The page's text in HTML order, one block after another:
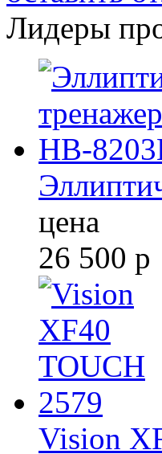
Лидеры
цена
26 500 р
Vision